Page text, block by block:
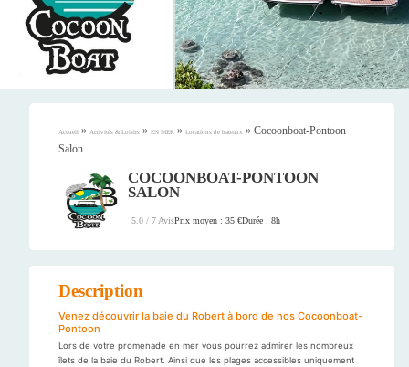
Accueil » Activités & Loisirs » EN MER » Locations de bateaux » Cocoonboat-Pontoon
Salon
COCOONBOAT-PONTOON
SALON
5.0 / 7 AvisPrix moyen : 35 €Durée : 8h
Description
Venez découvrir la baie du Robert à bord de nos Cocoonboat-
Pontoon
Lors de votre promenade en mer vous pourrez admirer les nombreux
îlets de la baie du Robert. Ainsi que les plages accessibles uniquement